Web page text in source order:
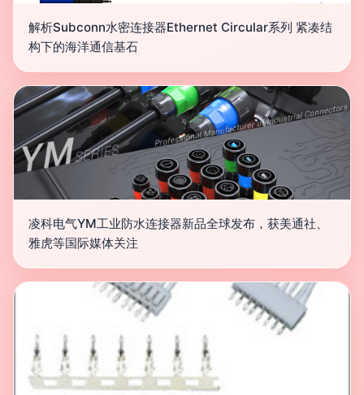
解析Subconn水密连接器Ethernet Circular系列 紧凑结
构下的海洋通信基石
凌科电气YM工业防水连接器新品全球发布，获美通社、
雅虎等国际媒体关注